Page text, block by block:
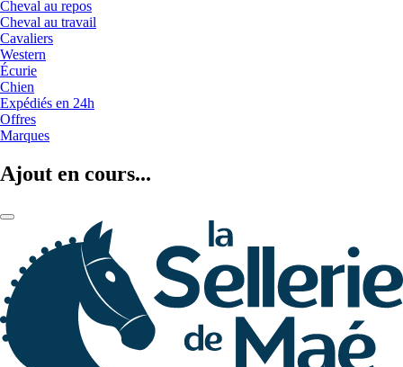
Cheval au repos
Cheval au travail
Cavaliers
Western
Écurie
Chien
Expédiés en 24h
Offres
Marques
Ajout en cours...